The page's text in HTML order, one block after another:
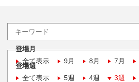
登場月
全て表示
9月 8月 7月
登場週
全て表示
5週 4週 3週